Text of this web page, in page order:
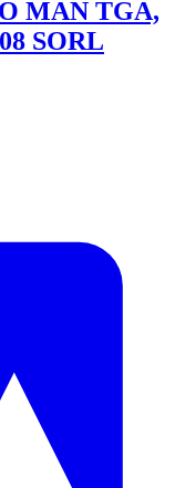
MAN TGA,
SORL